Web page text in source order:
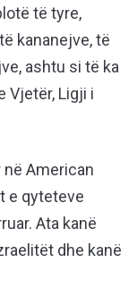
të tyre,
kananejve, të
ashtu si të ka
Vjetër, Ligji i
American
e qyteteve
Ata kanë
dhe kanë